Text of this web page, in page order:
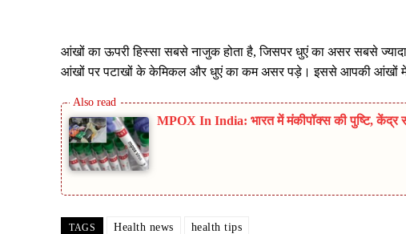
आंखों का ऊपरी हिस्सा सबसे नाजुक होता है, जिसपर धुएं का असर सबसे
आंखों पर पटाखों के केमिकल और धुएं का कम असर पड़े। इससे आपकी आंखों में
MPOX In India: भारत में मंकीपॉक्स की पुष्टि, केंद्र
TAGS Health news health tips